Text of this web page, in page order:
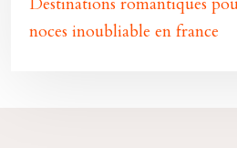
noces inoubliable en france